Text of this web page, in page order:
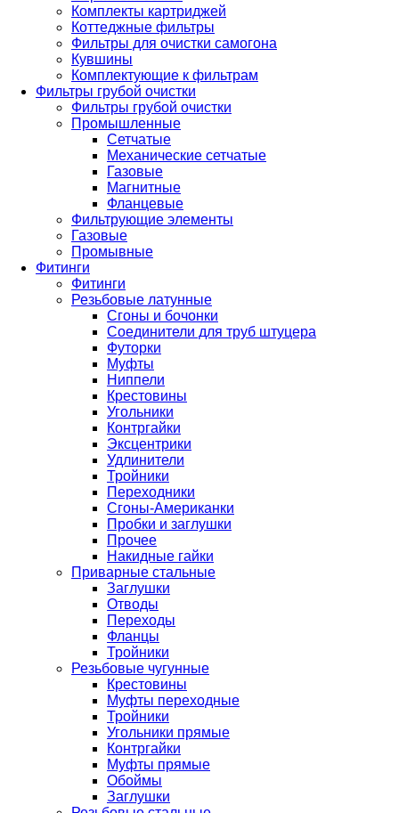
Комплекты картриджей
Коттеджные фильтры
Фильтры для очистки самогона
Кувшины
Комплектующие к фильтрам
Фильтры грубой очистки
Фильтры грубой очистки
Промышленные
Сетчатые
Механические сетчатые
Газовые
Магнитные
Фланцевые
Фильтрующие элементы
Газовые
Промывные
Фитинги
Фитинги
Резьбовые латунные
Сгоны и бочонки
Соединители для труб штуцера
Футорки
Муфты
Ниппели
Крестовины
Угольники
Контргайки
Эксцентрики
Удлинители
Тройники
Переходники
Сгоны-Американки
Пробки и заглушки
Прочее
Накидные гайки
Приварные стальные
Заглушки
Отводы
Переходы
Фланцы
Тройники
Резьбовые чугунные
Крестовины
Муфты переходные
Тройники
Угольники прямые
Контргайки
Муфты прямые
Обоймы
Заглушки